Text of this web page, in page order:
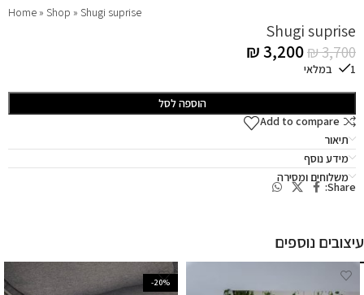
Home » Shop » Shugi suprise
Shugi suprise
₪3,700
₪3,200
1 במלאי
הוספה לסל
Add to compare
תיאור
מידע נוסף
משלוחים ומסירה
Share:
עיצובים נוספים
-20%